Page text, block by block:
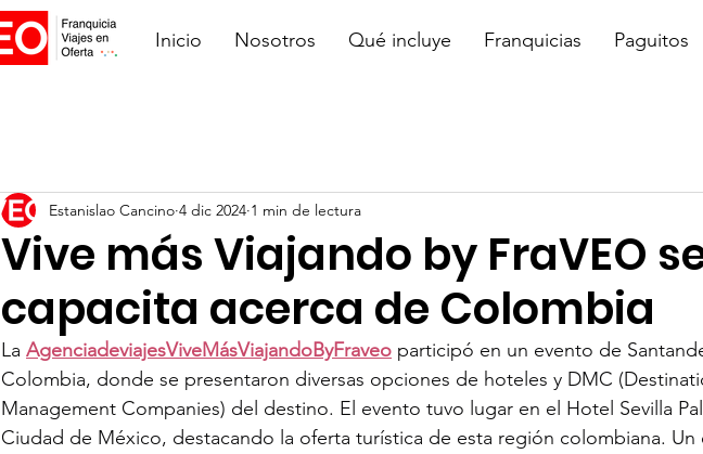
Inicio Nosotros Qué incluye Franquicias Paguitos
Vive más Viajando by FraVEO
capacita acerca de Colombia
Estanislao Cancino 4 dic 2024 1 min de lectura
La AgenciadeviajesViveMásViajandoByFraveo participó en un evento de
Colombia, donde se presentaron diversas opciones de hoteles y DMC
Management Companies) del destino. El evento tuvo lugar en el Hotel Sevilla
Ciudad de México, destacando la oferta turística de esta región colombiana. Un